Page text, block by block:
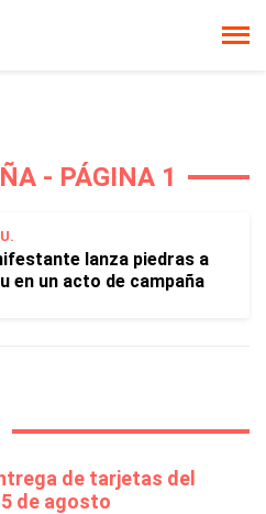
- PÁGINA 1
lanza piedras a
en un acto de campaña
de tarjetas del
de agosto